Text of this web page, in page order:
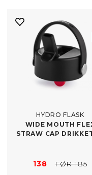
HYDRO FLASK
WIDE MOUTH
STRAW CAP
138 FØR 185